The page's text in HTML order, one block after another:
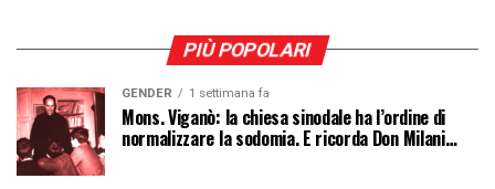
PIÙ POPOLARI
GENDER 1 settimana fa
Mons. Viganò: la chiesa sinodale ha l’ordine di
normalizzare la sodomia. E ricorda Don Milani…